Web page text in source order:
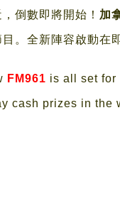
倒數即將開始！ 加
。全新陣容啟動在
FM961 is all set for
cash prizes in the